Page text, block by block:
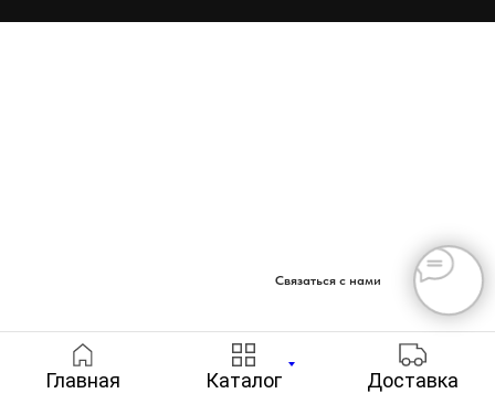
Главная Каталог Доставка
Связаться с нами